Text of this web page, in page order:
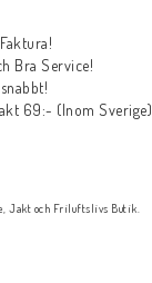
Bra Service!
69:- (Inom Sverige)
Jakt och Friluftslivs Butik.